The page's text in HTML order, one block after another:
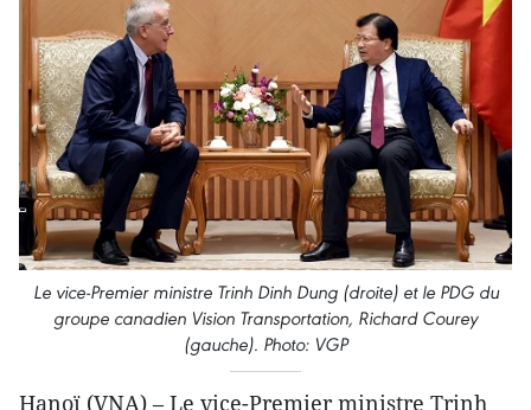
Le vice-Premier ministre Trinh Dinh Dung (droite) et le PDG du
groupe canadien Vision Transportation, Richard Courey
(gauche). Photo: VGP
Hanoï (VNA) – Le vice-Premier ministre Trinh